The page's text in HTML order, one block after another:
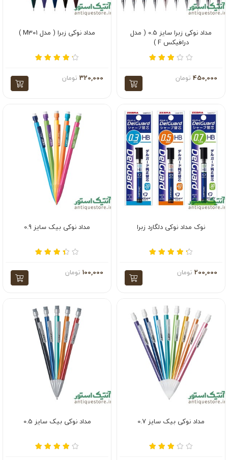
مداد نوکی زبرا سایز 0.5 ( مدل
درافیکس F )
450,000 تومان
مداد نوکی زبرا ( مدل M301 )
320,000 تومان
نوک مداد نوکی دلگارد زبرا
200,000 تومان
مداد نوکی بیک سایز 0.9
100,000 تومان
مداد نوکی بیک سایز 0.7 مداد نوکی بیک سایز 0.5